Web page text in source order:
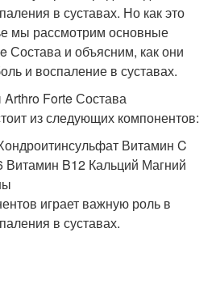
в суставах. Но как это
мы рассмотрим основные
Состава и объясним, как они
и воспаление в суставах.
Forte Состава
из следующих компонентов:
Витамин C
B12 Кальций Магний
играет важную роль в
в суставах.